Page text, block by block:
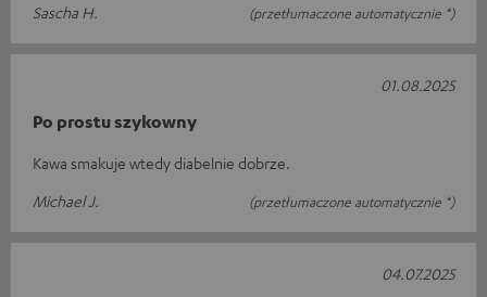
Sascha H.
(przetłumaczone automatycznie *)
Po prostu szykowny
Kawa smakuje wtedy diabelnie dobrze.
Michael J.
(przetłumaczone automatycznie *)
01.08.2025
04.07.2025